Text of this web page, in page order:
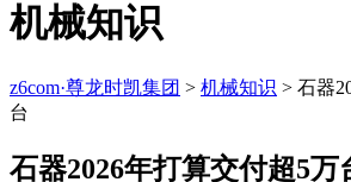
机械知识
z6com·尊龙时凯集团 > 机械知识 > 石器
台
石器2026年打算交付超5万